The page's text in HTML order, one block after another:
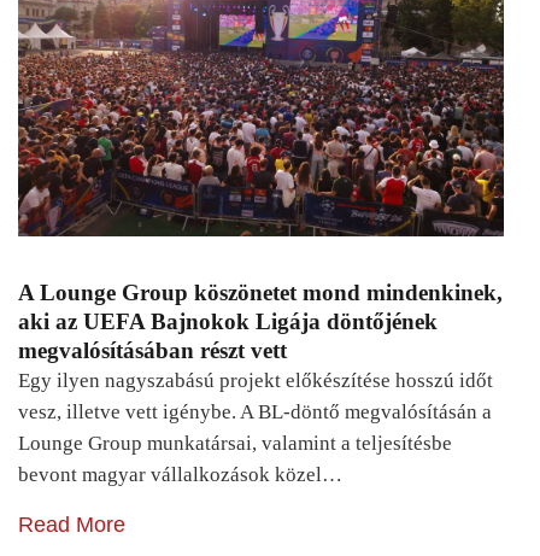
A Lounge Group köszönetet mond mindenkinek,
aki az UEFA Bajnokok Ligája döntőjének
megvalósításában részt vett
Egy ilyen nagyszabású projekt előkészítése hosszú időt
vesz, illetve vett igénybe. A BL-döntő megvalósításán a
Lounge Group munkatársai, valamint a teljesítésbe
bevont magyar vállalkozások közel…
Read More